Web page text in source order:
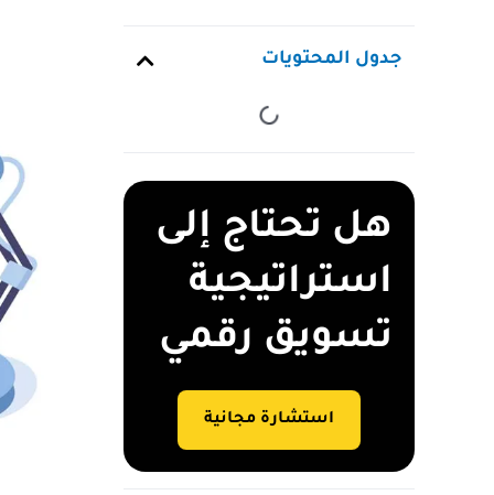
جدول المحتويات
هل تحتاج إلى
استراتيجية
تسويق رقمي
استشارة مجانية